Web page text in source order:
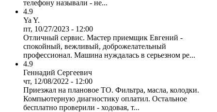
телефону называли - не...
4.9
Ya Y.
пт, 10/27/2023 - 12:00
Отличный сервис. Мастер приемщик Евгений -
спокойный, вежливый, доброжелательный
профессионал. Машина нуждалась в серьезном ре...
4.9
Геннадий Сергеевич
чт, 12/08/2022 - 12:00
Приезжал на плановое ТО. Фильтра, масла, колодки.
Компьютерную диагностику оплатил. Остальное
бесплатно проверили - ходовая, т...